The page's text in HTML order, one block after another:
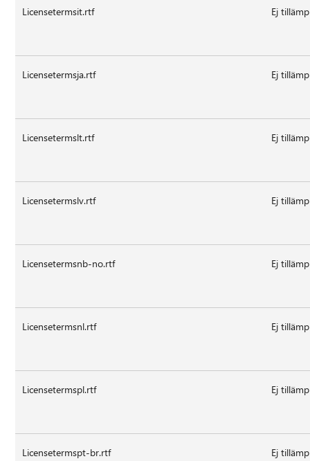
Licensetermsit.rtf Ej
Licensetermsja.rtf Ej
Licensetermslt.rtf Ej
Licensetermslv.rtf Ej
Licensetermsnb-no.rtf Ej
Licensetermsnl.rtf Ej
Licensetermspl.rtf Ej
Licensetermspt-br.rtf Ej